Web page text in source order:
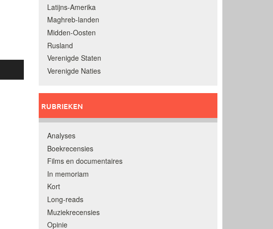
Latijns-Amerika
Maghreb-landen
Midden-Oosten
Rusland
Verenigde Staten
Verenigde Naties
RUBRIEKEN
Analyses
Boekrecensies
Films en documentaires
In memoriam
Kort
Long-reads
Muziekrecensies
Opinie